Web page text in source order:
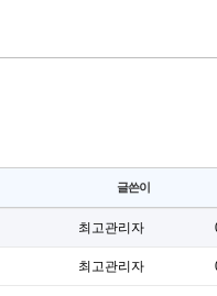
글쓴이
최고관리자
최고관리자